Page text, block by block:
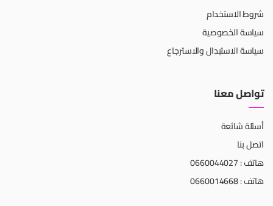
شروط الاستخدام
سياسة الخصوصية
سياسة الاستبدال والاسترجاع
تواصل معنا
أسئلة شائعة
اتصل بنا
هاتف : 0660044027
هاتف : 0660014668